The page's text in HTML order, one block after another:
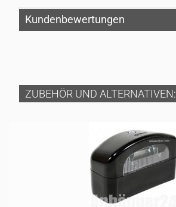
Kundenbewertungen
ZUBEHÖR UND ALTERNATIVEN: